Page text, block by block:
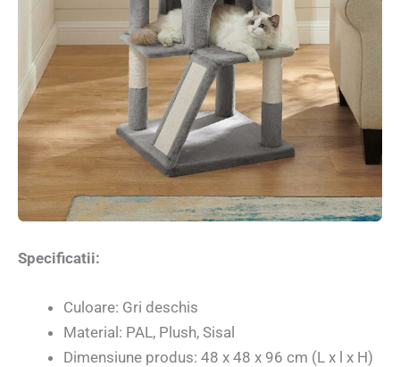
Specificatii:
Culoare: Gri deschis
Material: PAL, Plush, Sisal
Dimensiune produs: 48 x 48 x 96 cm (L x l x H)